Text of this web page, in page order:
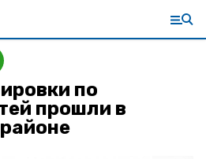
по
прошли в